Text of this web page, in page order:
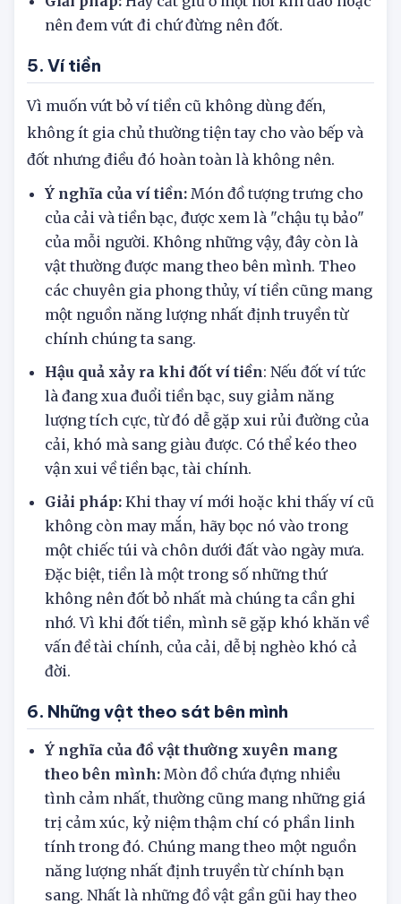
nên đem vứt đi chứ đừng nên đốt.
5. Ví tiền
Vì muốn vứt bỏ ví tiền cũ không dùng đến,
không ít gia chủ thường tiện tay cho vào bếp và
đốt nhưng điều đó hoàn toàn là không nên.
Ý nghĩa của ví tiền: Món đồ tượng trưng cho
của cải và tiền bạc, được xem là "chậu tụ bảo"
của mỗi người. Không những vậy, đây còn là
vật thường được mang theo bên mình. Theo
các chuyên gia phong thủy, ví tiền cũng mang
một nguồn năng lượng nhất định truyền từ
chính chúng ta sang.
Hậu quả xảy ra khi đốt ví tiền: Nếu đốt ví tức
là đang xua đuổi tiền bạc, suy giảm năng
lượng tích cực, từ đó dễ gặp xui rủi đường của
cải, khó mà sang giàu được. Có thể kéo theo
vận xui về tiền bạc, tài chính.
Giải pháp: Khi thay ví mới hoặc khi thấy ví cũ
không còn may mắn, hãy bọc nó vào trong
một chiếc túi và chôn dưới đất vào ngày mưa.
Đặc biệt, tiền là một trong số những thứ
không nên đốt bỏ nhất mà chúng ta cần ghi
nhớ. Vì khi đốt tiền, mình sẽ gặp khó khăn về
vấn đề tài chính, của cải, dễ bị nghèo khó cả
đời.
6. Những vật theo sát bên mình
Ý nghĩa của đồ vật thường xuyên mang
theo bên mình: Mòn đồ chứa đựng nhiều
tình cảm nhất, thường cũng mang những giá
trị cảm xúc, kỷ niệm thậm chí có phần linh
tính trong đó. Chúng mang theo một nguồn
năng lượng nhất định truyền từ chính bạn
sang. Nhất là những đồ vật gần gũi hay theo